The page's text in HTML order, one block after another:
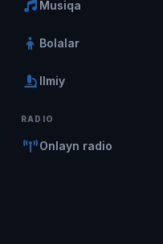
Musiqa
Bolalar
Ilmiy
RADIO
Onlayn radio